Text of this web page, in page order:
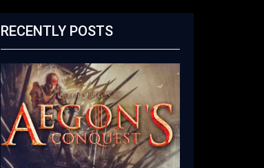
RECENTLY POSTS